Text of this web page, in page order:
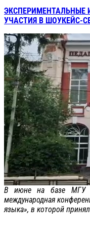
ЭКСПЕРИМЕНТАЛЬНЫЕ
УЧАСТИЯ В ШОУКЕЙС-
В июне на базе МГУ
международная
языка», в которой